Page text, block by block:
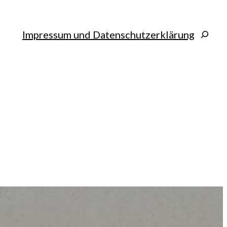
Impressum und Datenschutzerklärung Search